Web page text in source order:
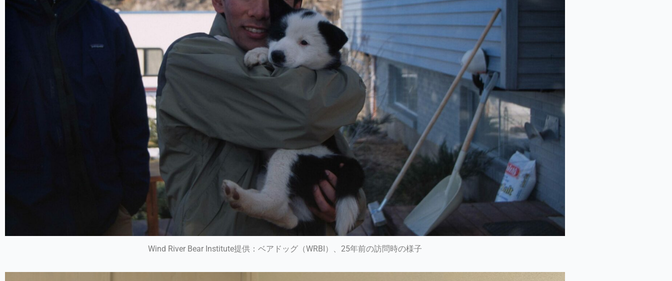
Wind River Bear Institute提供：ベアドッグ（WRBI）、25年前の訪問時の様子